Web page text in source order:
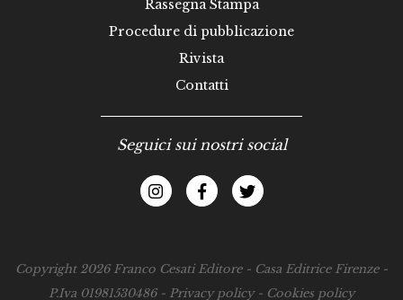
Rassegna Stampa
Procedure di pubblicazione
Rivista
Contatti
Seguici sui nostri social
Copyright 2026 Franco Cesati Editore - Casa Editrice Firenze -
P.Iva 01981530486 - Privacy policy- Cookies policy